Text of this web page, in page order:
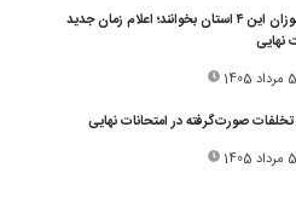
دانش‌آموزان این ۴ استان بخوانند؛ اعلام زمان جدید
نهایی
صورت‌گرفته در امتحانات نهایی